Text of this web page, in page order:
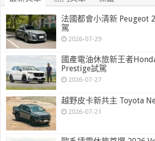
法國都會小清新 Peugeot
駕
2026-07-29
國產電油休旅新王者
Prestige試駕
2026-07-27
越野皮卡新共主 Toyota
2026-07-21